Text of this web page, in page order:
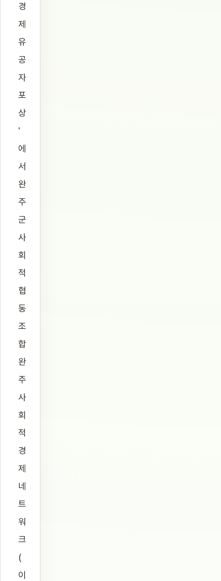
경
제
유
공
자
포
상
'
에
서
완
주
군
사
회
적
협
동
조
합
완
주
사
회
적
경
제
네
트
워
크
(
이